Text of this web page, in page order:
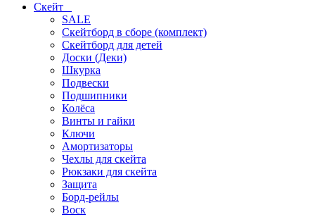
Скейт
SALE
Скейтборд в сборе (комплект)
Скейтборд для детей
Доски (Деки)
Шкурка
Подвески
Подшипники
Колёса
Винты и гайки
Ключи
Амортизаторы
Чехлы для скейта
Рюкзаки для скейта
Защита
Борд-рейлы
Воск